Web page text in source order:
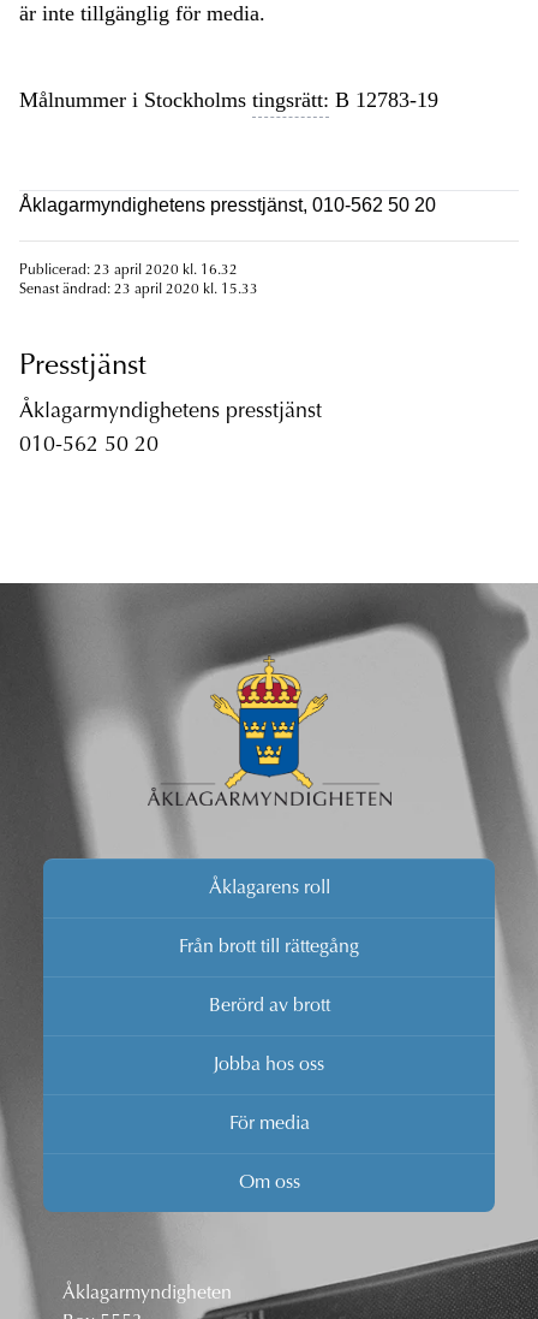
är inte tillgänglig för media.
Målnummer i Stockholms tingsrätt: B 12783-19
Åklagarmyndighetens presstjänst, 010-562 50 20
Publicerad: 23 april 2020 kl. 16.32
Senast ändrad: 23 april 2020 kl. 15.33
Presstjänst
Åklagarmyndighetens presstjänst
010-562 50 20
Åklagarens roll
Från brott till rättegång
Berörd av brott
Jobba hos oss
För media
Om oss
Åklagarmyndigheten